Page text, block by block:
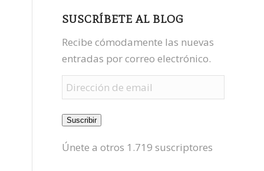
SUSCRÍBETE AL BLOG
Recibe cómodamente las nuevas
entradas por correo electrónico.
Dirección
de
email
Suscribir
Únete a otros 1.719 suscriptores